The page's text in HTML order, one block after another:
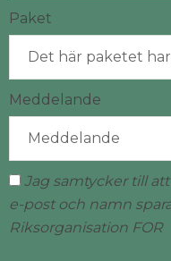
Paket
Meddelande
Jag samtycker till
e-post och namn
Riksorganisation FOR